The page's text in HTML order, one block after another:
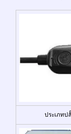
ประเภทป